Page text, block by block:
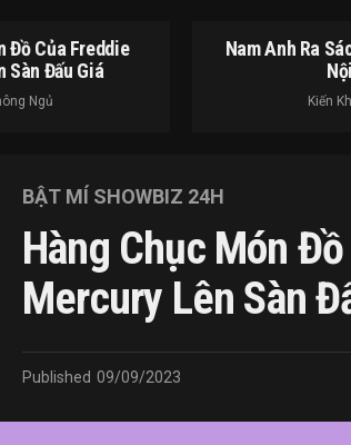
Đồ Của Freddie
Sàn Đấu Giá
Ngủ
Nam Anh Ra
Kiến
BẬT MÍ SHOWBIZ 24H
Hàng Chục Món
Mercury Lên Sàn
Published 09/09/2023